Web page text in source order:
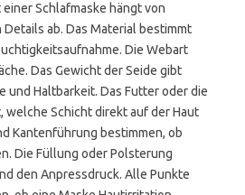
Schlafmaske hängt von
ab. Das Material bestimmt
Die Webart
Das Gewicht der Seide gibt
und Haltbarkeit. Das Futter oder die
welche Schicht direkt auf der Haut
Kantenführung bestimmen, ob
Die Füllung oder Polsterung
den Anpressdruck. Alle Punkte